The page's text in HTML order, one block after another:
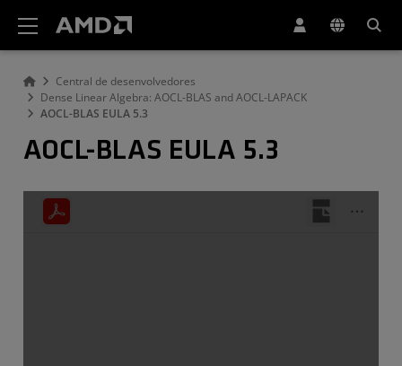
Central de desenvolvedores
Dense Linear Algebra: AOCL-BLAS and AOCL-LAPACK
AOCL-BLAS EULA 5.3
AOCL-BLAS EULA 5.3